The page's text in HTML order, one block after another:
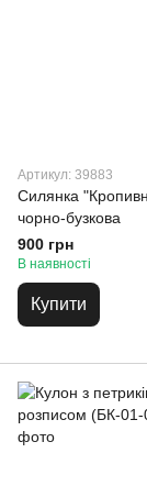
Артикул: 39883
Силянка
чорно-бузкова
900 грн
В наявності
Купити